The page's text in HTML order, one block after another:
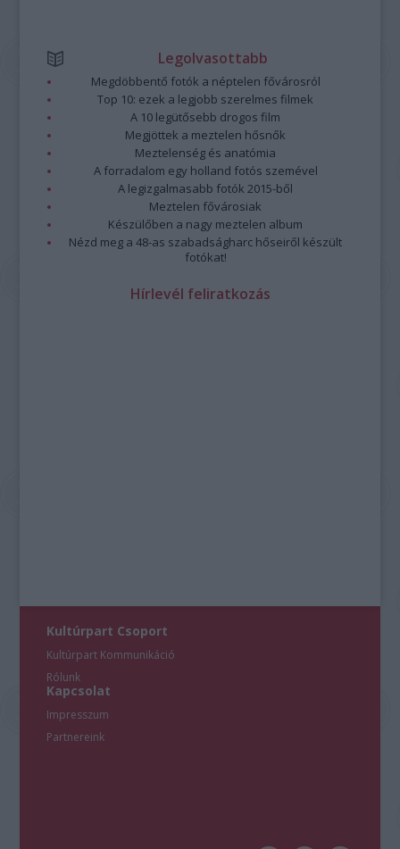
Legolvasottabb
Megdöbbentő fotók a néptelen fővárosról
Top 10: ezek a legjobb szerelmes filmek
A 10 legütősebb drogos film
Megjöttek a meztelen hősnők
Meztelenség és anatómia
A forradalom egy holland fotós szemével
A legizgalmasabb fotók 2015-ből
Meztelen fővárosiak
Készülőben a nagy meztelen album
Nézd meg a 48-as szabadságharc hőseiről készült
fotókat!
Hírlevél feliratkozás
Kultúrpart Csoport
Kultúrpart Kommunikáció
Rólunk
Kapcsolat
Impresszum
Partnereink